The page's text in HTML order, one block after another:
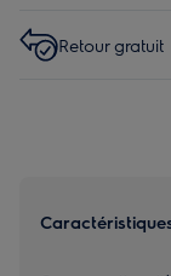
Retour gratuit